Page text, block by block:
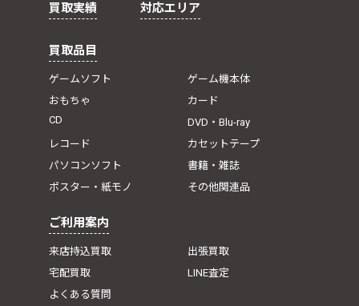
買取実績 対応エリア
買取品目
ゲームソフト
ゲーム機本体
おもちゃ
カード
CD
DVD・Blu-ray
レコード
カセットテープ
パソコンソフト
書籍・雑誌
ポスター・紙モノ
その他関連品
ご利用案内
来店持込買取
出張買取
宅配買取
LINE査定
よくある質問